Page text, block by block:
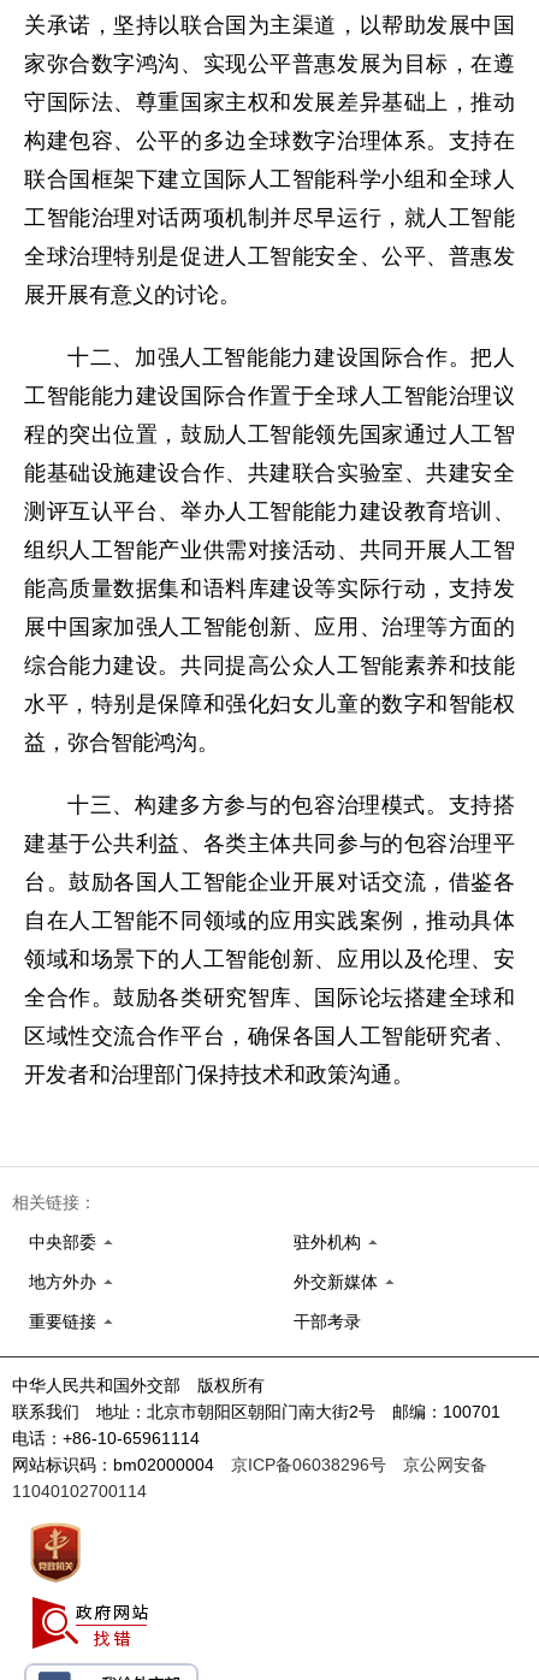
关承诺，坚持以联合国为主渠道，以帮助发展中国
家弥合数字鸿沟、实现公平普惠发展为目标，在遵
守国际法、尊重国家主权和发展差异基础上，推动
构建包容、公平的多边全球数字治理体系。支持在
联合国框架下建立国际人工智能科学小组和全球人
工智能治理对话两项机制并尽早运行，就人工智能
全球治理特别是促进人工智能安全、公平、普惠发
展开展有意义的讨论。
十二、加强人工智能能力建设国际合作。把人
工智能能力建设国际合作置于全球人工智能治理议
程的突出位置，鼓励人工智能领先国家通过人工智
能基础设施建设合作、共建联合实验室、共建安全
测评互认平台、举办人工智能能力建设教育培训、
组织人工智能产业供需对接活动、共同开展人工智
能高质量数据集和语料库建设等实际行动，支持发
展中国家加强人工智能创新、应用、治理等方面的
综合能力建设。共同提高公众人工智能素养和技能
水平，特别是保障和强化妇女儿童的数字和智能权
益，弥合智能鸿沟。
十三、构建多方参与的包容治理模式。支持搭
建基于公共利益、各类主体共同参与的包容治理平
台。鼓励各国人工智能企业开展对话交流，借鉴各
自在人工智能不同领域的应用实践案例，推动具体
领域和场景下的人工智能创新、应用以及伦理、安
全合作。鼓励各类研究智库、国际论坛搭建全球和
区域性交流合作平台，确保各国人工智能研究者、
开发者和治理部门保持技术和政策沟通。
相关链接：
中央部委 驻外机构
地方外办 外交新媒体
重要链接 干部考录
中华人民共和国外交部 版权所有
联系我们 地址：北京市朝阳区朝阳门南大街2号 邮编：100701
电话：+86-10-65961114
网站标识码：bm02000004 京ICP备06038296号
京公网安备
11040102700114